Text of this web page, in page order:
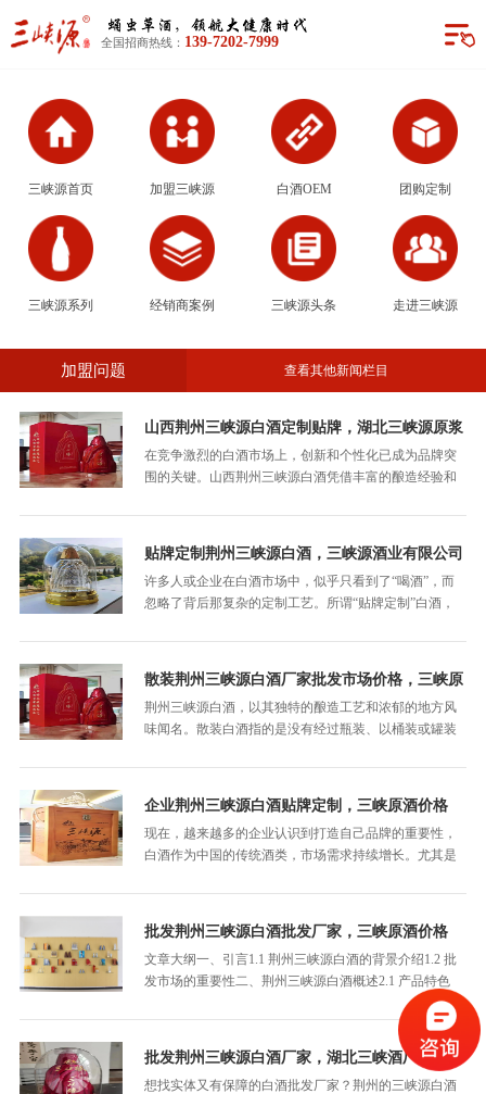
全国招商热线： 139-7202-7999
三峡源首页 加盟三峡源 白酒OEM 团购定制
三峡源系列 经销商案例 三峡源头条 走进三峡源
加盟问题 查看其他新闻栏目
山西荆州三峡源白酒定制贴牌，湖北三峡源原浆
酒52度多少钱
在竞争激烈的白酒市场上，创新和个性化已成为品牌突
围的关键。山西荆州三峡源白酒凭借丰富的酿造经验和
决方案。无论是企业品牌建设，还是个人定制爱酒，三
峡源白酒的贴牌合作都能帮你实现愿望，开启白酒产业
的新篇章。
贴牌定制荆州三峡源白酒，三峡源酒业有限公司
许多人或企业在白酒市场中，似乎只看到了“喝酒”，而
忽略了背后那复杂的定制工艺。所谓“贴牌定制”白酒，
将自己品牌的logo、包装设计等元素，贴到生产好的白
酒上，形成专属的品牌产品。这就像私人定制西装，既
保证品质，又…
散装荆州三峡源白酒厂家批发市场价格，三峡原
酒价格
荆州三峡源白酒，以其独特的酿造工艺和浓郁的地方风
味闻名。散装白酒指的是没有经过瓶装、以桶装或罐装
大批量购买和自定义包装，成为酒类市场中的重要品
企业荆州三峡源白酒贴牌定制，三峡原酒价格
现在，越来越多的企业认识到打造自己品牌的重要性，
白酒作为中国的传统酒类，市场需求持续增长。尤其是
以其纯正的口感和优良品质，成为企业白酒定制的热门
选择。你是否也在考虑，如何通过贴牌定制打造属于自
己的白酒品牌？让…
批发荆州三峡源白酒批发厂家，三峡原酒价格
文章大纲一、引言1.1 荆州三峡源白酒的背景介绍1.2 批
发市场的重要性二、荆州三峡源白酒概述2.1 产品特色
2.2 口感与风味2.3 品牌历史三、白酒批发市场现状3.1 市
场需求分析3.2 主要批发渠道3.3 竞争格局四、荆州三峡
源白酒的批发优势4.1 品质优势4.2 价格优势4.3 供应链稳
定性…
批发荆州三峡源白酒厂家，湖北三峡酒厂
想找实体又有保障的白酒批发厂家？荆州的三峡源白酒
白酒OEM
团购定制
三峡源系列
经销商案例
走进三峡源